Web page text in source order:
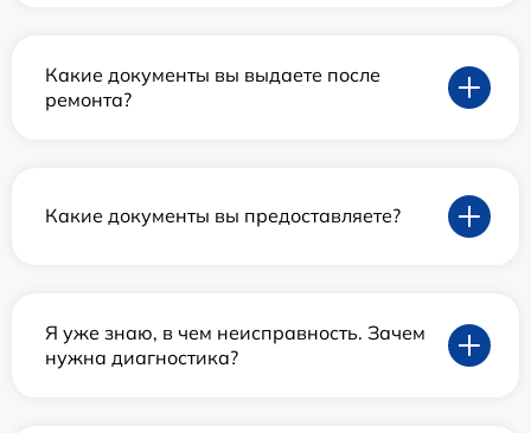
Какие документы вы выдаете после
ремонта?
Какие документы вы предоставляете?
Я уже знаю, в чем неисправность. Зачем
нужна диагностика?